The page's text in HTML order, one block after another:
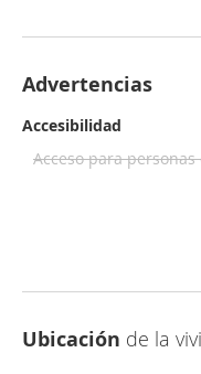
Advertencias
Accesibilidad
Acceso para
Ubicación de la